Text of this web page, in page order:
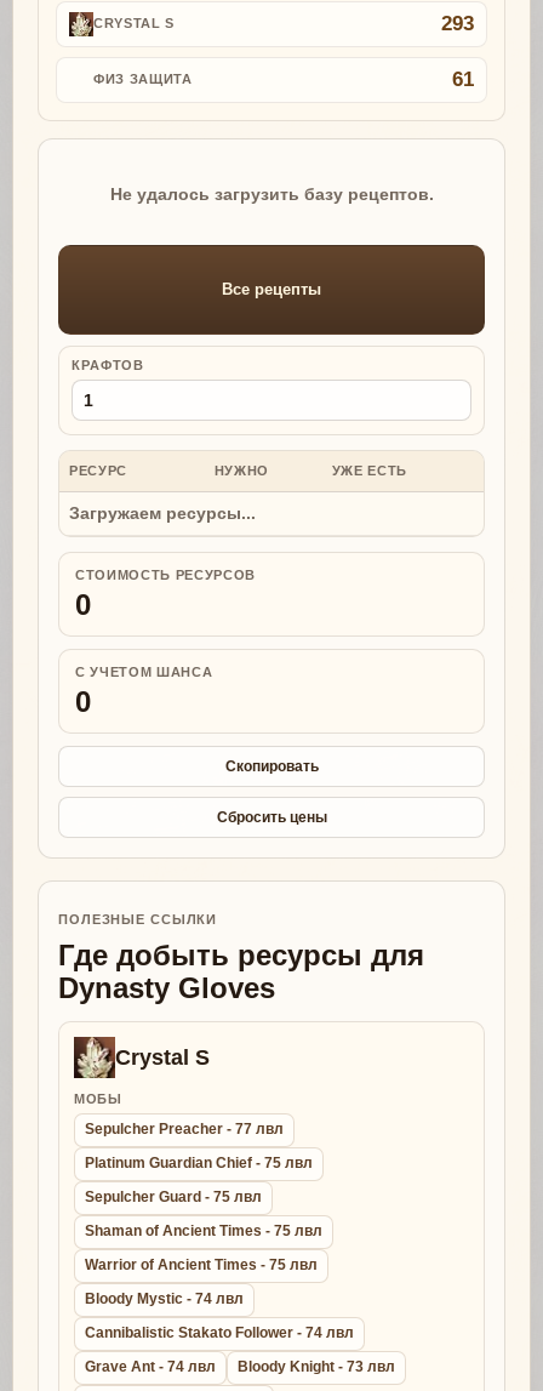
CRYSTAL S 293
ФИЗ ЗАЩИТА 61
Не удалось загрузить базу рецептов.
Все рецепты
КРАФТОВ
РЕСУРС НУЖНО УЖЕ ЕСТЬ
Загружаем ресурсы...
СТОИМОСТЬ РЕСУРСОВ
0
С УЧЕТОМ ШАНСА
0
Скопировать
Сбросить цены
ПОЛЕЗНЫЕ ССЫЛКИ
Где добыть ресурсы для
Dynasty Gloves
Crystal S
МОБЫ
Sepulcher Preacher - 77 лвл
Platinum Guardian Chief - 75 лвл
Sepulcher Guard - 75 лвл
Shaman of Ancient Times - 75 лвл
Warrior of Ancient Times - 75 лвл
Bloody Mystic - 74 лвл
Cannibalistic Stakato Follower - 74 лвл
Grave Ant - 74 лвл
Bloody Knight - 73 лвл